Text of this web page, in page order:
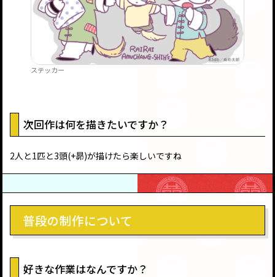
ステッカー
次回作は何を描きたいですか？
2人と1匹と3頭(+昴)が描けたら楽しいですね
普段の制作について
好きな作業はなんですか？